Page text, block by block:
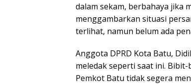
dalam sekam, berbahaya jika
menggambarkan situasi
terlihat, namun belum ada
Anggota DPRD Kota Batu,
meledak seperti saat ini.
Pemkot Batu tidak segera